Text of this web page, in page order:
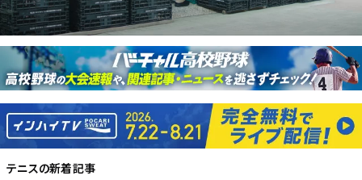
テニスの新着記事